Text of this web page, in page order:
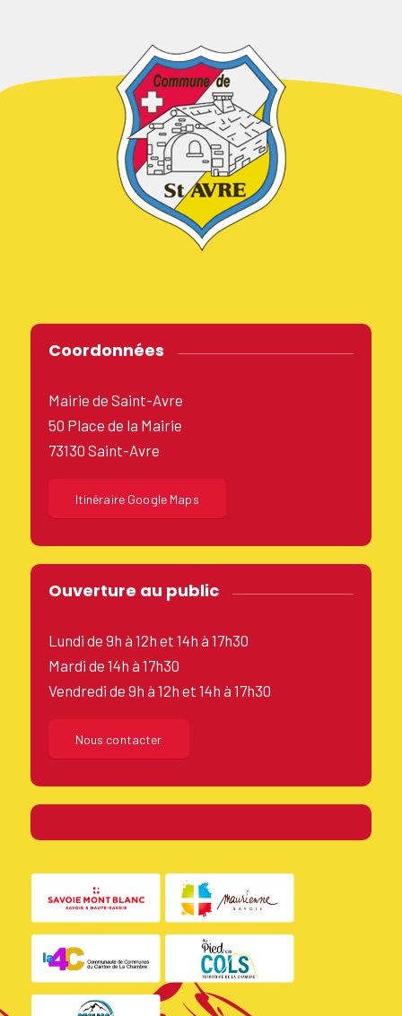
Coordonnées
Mairie de Saint-Avre
50 Place de la Mairie
73130 Saint-Avre
Itinéraire Google Maps
Ouverture au public
Lundi de 9h à 12h et 14h à 17h30
Mardi de 14h à 17h30
Vendredi de 9h à 12h et 14h à 17h30
Nous contacter